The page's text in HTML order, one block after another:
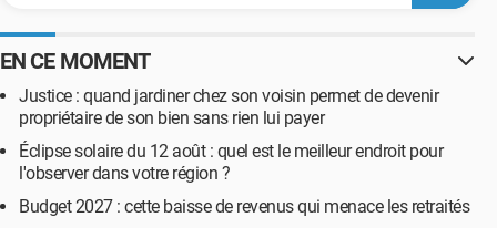
EN CE MOMENT
Justice : quand jardiner chez son voisin permet de devenir
propriétaire de son bien sans rien lui payer
Éclipse solaire du 12 août : quel est le meilleur endroit pour
l'observer dans votre région ?
Budget 2027 : cette baisse de revenus qui menace les retraités